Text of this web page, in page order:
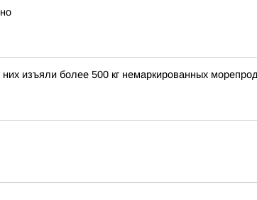
изъяли более 500 кг немаркированных